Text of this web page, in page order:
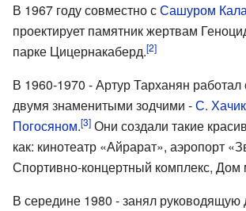
В 1967 году совместно сСашуром
проектирует памятник жертвам
парке Цицернакаберд.[2]
В 1960-1970 - Артур Тарханян работал
двумя знаменитыми зодчими -С.
Погосяном.[3] Они создали такие
как: кинотеатр «Айрарат», аэропорт
Спортивно-концертный комплекс,
В середине 1980 - занял руководящую